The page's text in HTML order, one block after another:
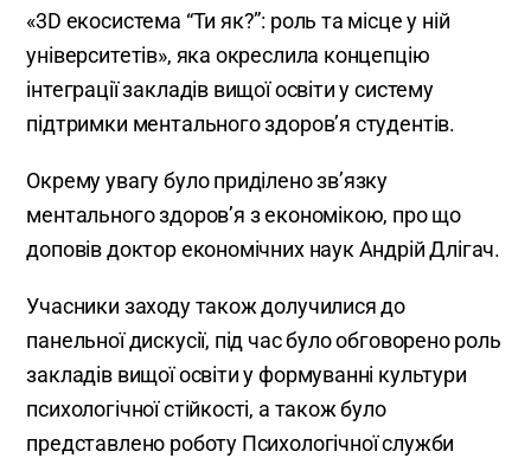
«3D екосистема “Ти як?”: роль та місце у ній
університетів», яка окреслила концепцію
інтеграції закладів вищої освіти у систему
підтримки ментального здоров’я студентів.
Окрему увагу було приділено зв’язку
ментального здоров’я з економікою, про що
доповів доктор економічних наук Андрій Длігач.
Учасники заходу також долучилися до
панельної дискусії, під час було обговорено роль
закладів вищої освіти у формуванні культури
психологічної стійкості, а також було
представлено роботу Психологічної служби